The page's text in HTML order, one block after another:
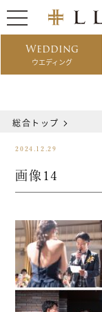
Wedding
ウエディング
総合トップ
2024.12.29
画像14